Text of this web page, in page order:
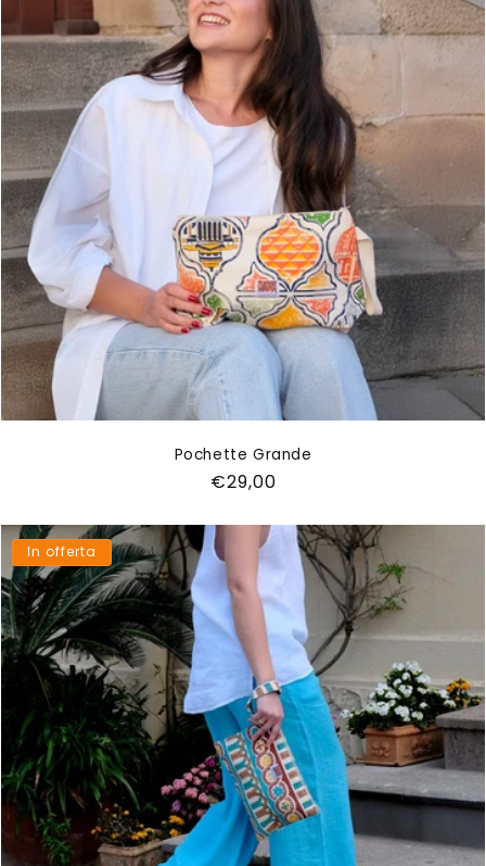
Pochette Grande
Prezzo
listino
€29,00
In offerta